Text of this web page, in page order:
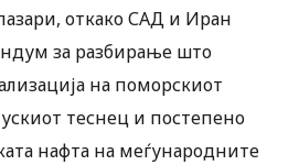
откако САД и Иран
за разбирање што
на поморскиот
теснец и постепено
нафта на меѓународните